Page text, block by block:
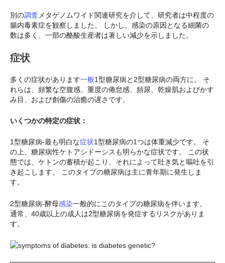
別の調査 メタゲノムワイド関連研究を介して、研究者は中程度の
腸内毒素症を観察しました。 しかし、感染の原因となる細菌の
数は多く、一部の酪酸生産者は著しい減少を示しました。
症状
多くの症状があります一般1型糖尿病と2型糖尿病の両方に。 そ
れらは、頻繁な空腹感、重度の倦怠感、頻尿、乾燥肌およびかす
み目、および創傷の治癒の遅さです。
いくつかの特定の症状：
1型糖尿病-最も明白な症状1型糖尿病の1つは体重減少です。 そ
の上、糖尿病性ケトアシドーシスも明らかな症状です。 この状
態では、ケトンの蓄積が起こり、それによって吐き気と嘔吐を引
き起こします。 このタイプの糖尿病は主に青年期に発生しま
す。
2型糖尿病-酵母感染一般的にこのタイプの糖尿病を伴います。
通常、40歳以上の成人は2型糖尿病を発症するリスクがありま
す。